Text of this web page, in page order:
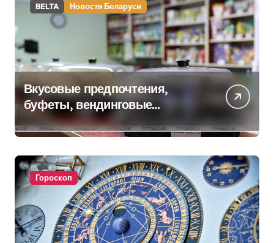
BELTA Новости Беларуси
Вкусовые предпочтения,
буфеты, вендинговые
аппараты. Минобразования об
изменениях в школьном
питании
Гороскоп